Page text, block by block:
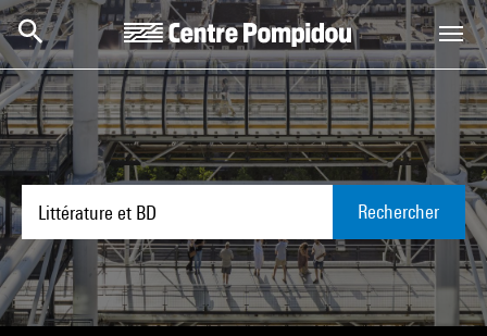
Aller au contenu principal
Centre Pompidou
Rechercher